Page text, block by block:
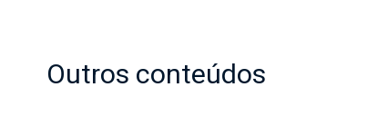
Outros conteúdos